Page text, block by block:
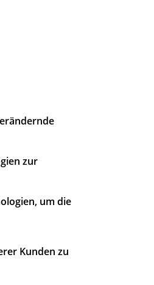
zur
um die
Kunden zu